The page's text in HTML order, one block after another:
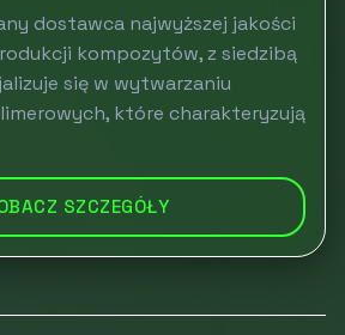
dostawca najwyższej jakości
kompozytów, z siedzibą
się w wytwarzaniu
które charakteryzują
SZCZEGÓŁY